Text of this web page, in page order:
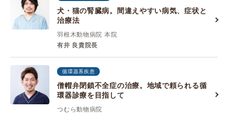
犬・猫の腎臓病。間違えやすい病気、症状と
治療法
羽根木動物病院 本院
有井 良貴院長
循環器系疾患
僧帽弁閉鎖不全症の治療。地域で頼られる循
環器診療を目指して
つむら動物病院